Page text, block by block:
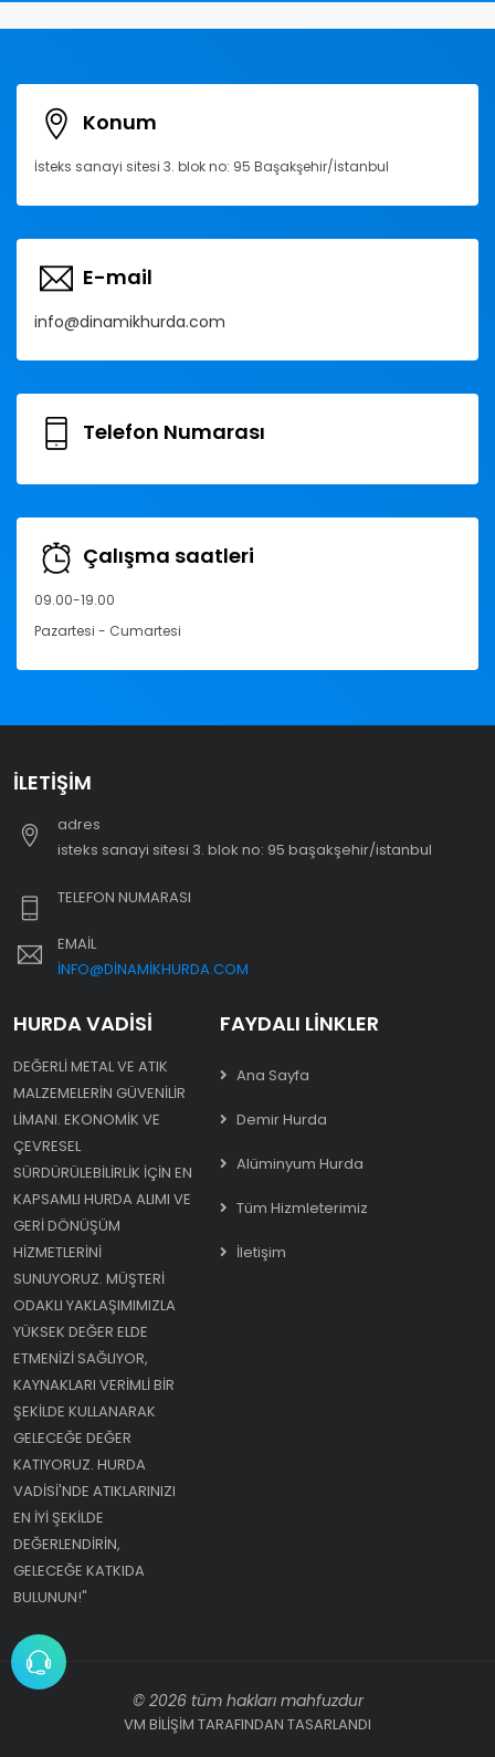
Konum
İsteks sanayi sitesi 3. blok no: 95 Başakşehir/İstanbul
E-mail
info@dinamikhurda.com
Telefon Numarası
Çalışma saatleri
09.00-19.00
Pazartesi - Cumartesi
İLETIŞIM
adres
i̇steks sanayi sitesi 3. blok no: 95 başakşehir/i̇stanbul
TELEFON NUMARASI
EMAIL
INFO@DINAMIKHURDA.COM
HURDA VADISI
DEĞERLI METAL VE ATIK
MALZEMELERIN GÜVENILIR
LIMANI. EKONOMIK VE
ÇEVRESEL
SÜRDÜRÜLEBILIRLIK IÇIN EN
KAPSAMLI HURDA ALIMI VE
GERI DÖNÜŞÜM
HIZMETLERINI
SUNUYORUZ. MÜŞTERI
ODAKLI YAKLAŞIMIMIZLA
YÜKSEK DEĞER ELDE
ETMENIZI SAĞLIYOR,
KAYNAKLARI VERIMLI BIR
ŞEKILDE KULLANARAK
GELECEĞE DEĞER
KATIYORUZ. HURDA
VADISI'NDE ATIKLARINIZI
EN IYI ŞEKILDE
DEĞERLENDIRIN,
GELECEĞE KATKIDA
BULUNUN!"
FAYDALI LINKLER
Ana Sayfa
Demir Hurda
Alüminyum Hurda
Tüm Hizmleterimiz
İletişim
© 2026 tüm hakları mahfuzdur
VM BİLİŞİM TARAFINDAN TASARLANDI